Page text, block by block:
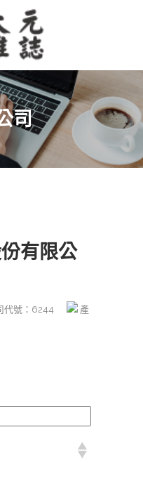
司
有限公
代號：6244
產